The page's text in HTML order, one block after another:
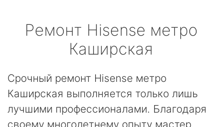
Ремонт Hisense метро
Каширская
Срочный ремонт Hisense метро
Каширская выполняется только лишь
лучшими профессионалами. Благодаря
своему многолетнему опыту мастер